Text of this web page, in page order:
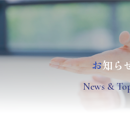
お知ら
News &